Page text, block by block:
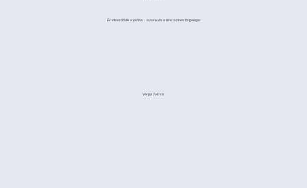
És elkezdődik a próba… a zene és a tánc színes forgataga.
Varga Julcsa.